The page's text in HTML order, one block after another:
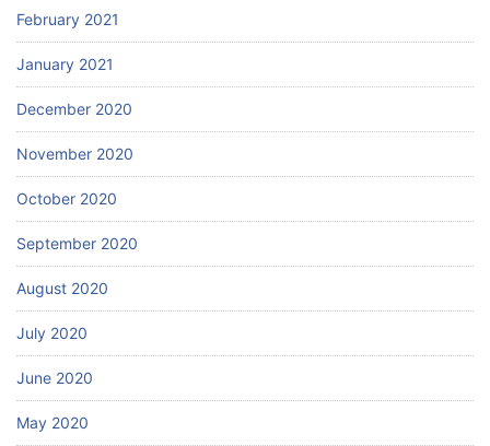
February 2021
January 2021
December 2020
November 2020
October 2020
September 2020
August 2020
July 2020
June 2020
May 2020